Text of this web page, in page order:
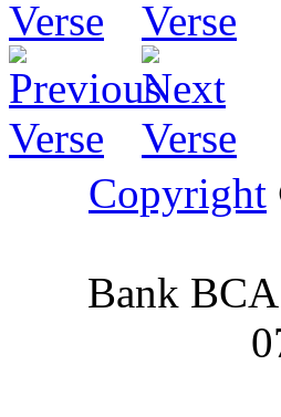
Copyright
Bank